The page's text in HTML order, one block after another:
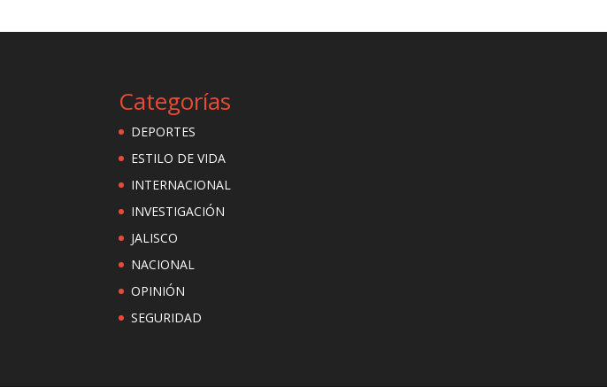
Categorías
DEPORTES
ESTILO DE VIDA
INTERNACIONAL
INVESTIGACIÓN
JALISCO
NACIONAL
OPINIÓN
SEGURIDAD